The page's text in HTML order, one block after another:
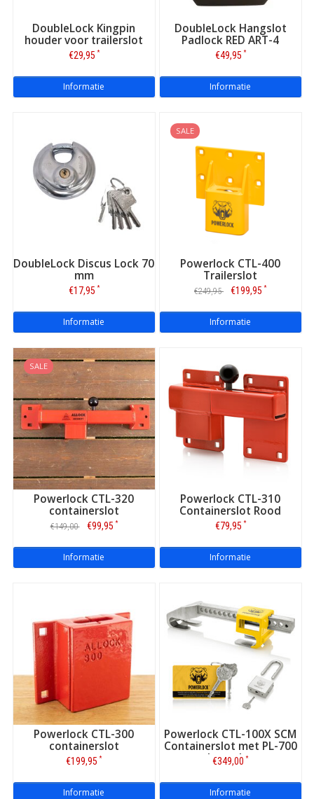
DoubleLock Kingpin
houder voor trailerslot
€29,95 *
Informatie
DoubleLock Hangslot
Padlock RED ART-4
€49,95 *
Informatie
DoubleLock Discus Lock 70
mm
€17,95 *
Informatie
SALE
Powerlock CTL-400
Trailerslot
€249,95 €199,95 *
Informatie
SALE
Powerlock CTL-320
containerslot
€149,00 €99,95 *
Informatie
Powerlock CTL-310
Containerslot Rood
€79,95 *
Informatie
Powerlock CTL-300
containerslot
€199,95 *
Informatie
Powerlock CTL-100X SCM
Containerslot met PL-700
hangslot
€349,00 *
Informatie